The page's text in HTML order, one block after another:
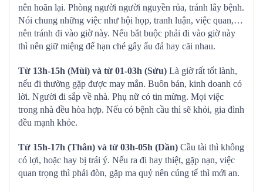
nên hoãn lại. Phòng người người nguyền rủa, tránh lây bệnh.
Nói chung những việc như hội họp, tranh luận, việc quan,…
nên tránh đi vào giờ này. Nếu bắt buộc phải đi vào giờ này
thì nên giữ miệng để hạn ché gây ẩu đả hay cãi nhau.
Từ 13h-15h (Mùi) và từ 01-03h (Sửu) Là giờ rất tốt lành,
nếu đi thường gặp được may mắn. Buôn bán, kinh doanh có
lời. Người đi sắp về nhà. Phụ nữ có tin mừng. Mọi việc
trong nhà đều hòa hợp. Nếu có bệnh cầu thì sẽ khỏi, gia đình
đều mạnh khỏe.
Từ 15h-17h (Thân) và từ 03h-05h (Dần) Cầu tài thì không
có lợi, hoặc hay bị trái ý. Nếu ra đi hay thiệt, gặp nạn, việc
quan trọng thì phải đòn, gặp ma quỷ nên cúng tế thì mới an.